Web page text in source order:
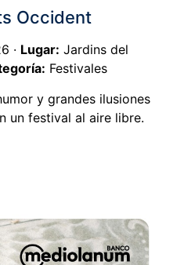
Occident
· Lugar: Jardins del
Festivales
y grandes ilusiones
un festival al aire libre.